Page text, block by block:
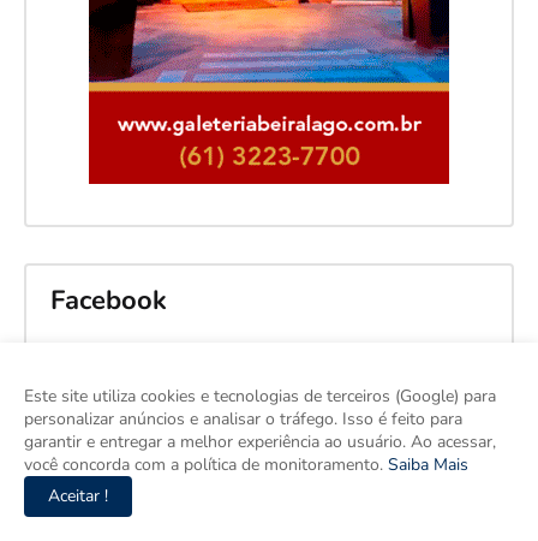
Facebook
Este site utiliza cookies e tecnologias de terceiros (Google) para
personalizar anúncios e analisar o tráfego. Isso é feito para
garantir e entregar a melhor experiência ao usuário. Ao acessar,
você concorda com a política de monitoramento. Saiba Mais
Aceitar !